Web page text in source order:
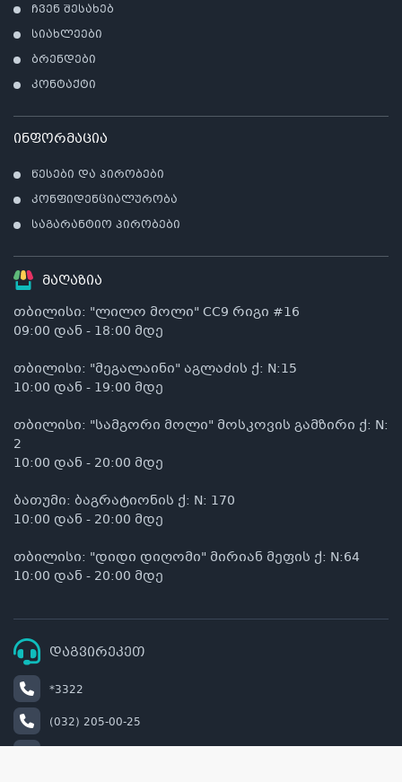
ჩვენ შესახებ
სიახლეები
ბრენდები
კონტაქტი
ინფორმაცია
წესები და პირობები
კონფიდენციალურობა
საგარანტიო პირობები
მაღაზია
თბილისი: "ლილო მოლი" CC9 რიგი #16
09:00 დან - 18:00 მდე
თბილისი: "მეგალაინი" აგლაძის ქ: N:15
10:00 დან - 19:00 მდე
თბილისი: "სამგორი მოლი" მოსკოვის გამზირი ქ: N:
2
10:00 დან - 20:00 მდე
ბათუმი: ბაგრატიონის ქ: N: 170
10:00 დან - 20:00 მდე
თბილისი: "დიდი დიღომი" მირიან მეფის ქ: N:64
10:00 დან - 20:00 მდე
დაგვირეკეთ
*3322
(032) 205-00-25